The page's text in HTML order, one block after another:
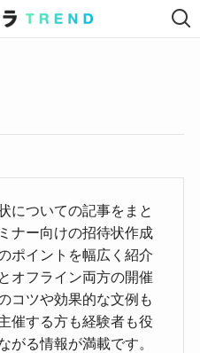
についての記事をまと
ナー向けの招待状作成
ポイントを幅広く紹介
オフライン両方の開催
コツや効果的な文例も
催する方も経験者も役
がる情報が満載です。